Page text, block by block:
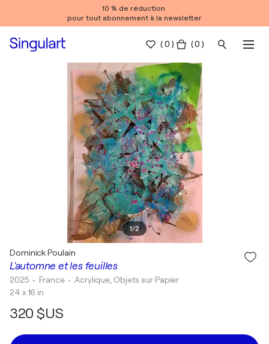
10 % de réduction
pour tout abonnement à la newsletter
(0 ) ( 0 )
1/2
L'automne et les feuilles
Dominick Poulain
2025 • France •Acrylique, Objets sur Papier
24 x 16 in
320 $US